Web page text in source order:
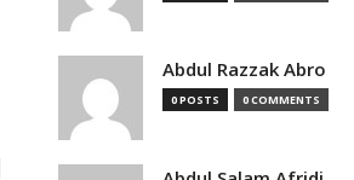
Abdul Razzak Abro
0 POSTS 0 COMMENTS